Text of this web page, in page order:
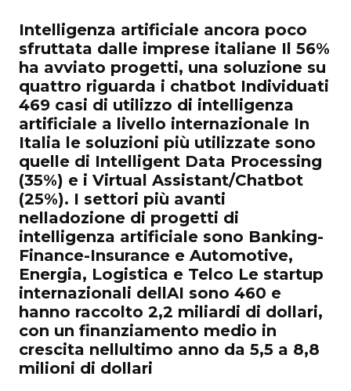
Intelligenza artificiale ancora poco
sfruttata dalle imprese italiane Il 56%
ha avviato progetti, una soluzione su
quattro riguarda i chatbot Individuati
469 casi di utilizzo di intelligenza
artificiale a livello internazionale In
Italia le soluzioni più utilizzate sono
quelle di Intelligent Data Processing
(35%) e i Virtual Assistant/Chatbot
(25%). I settori più avanti
nelladozione di progetti di
intelligenza artificiale sono Banking-
Finance-Insurance e Automotive,
Energia, Logistica e Telco Le startup
internazionali dellAI sono 460 e
hanno raccolto 2,2 miliardi di dollari,
con un finanziamento medio in
crescita nellultimo anno da 5,5 a 8,8
milioni di dollari